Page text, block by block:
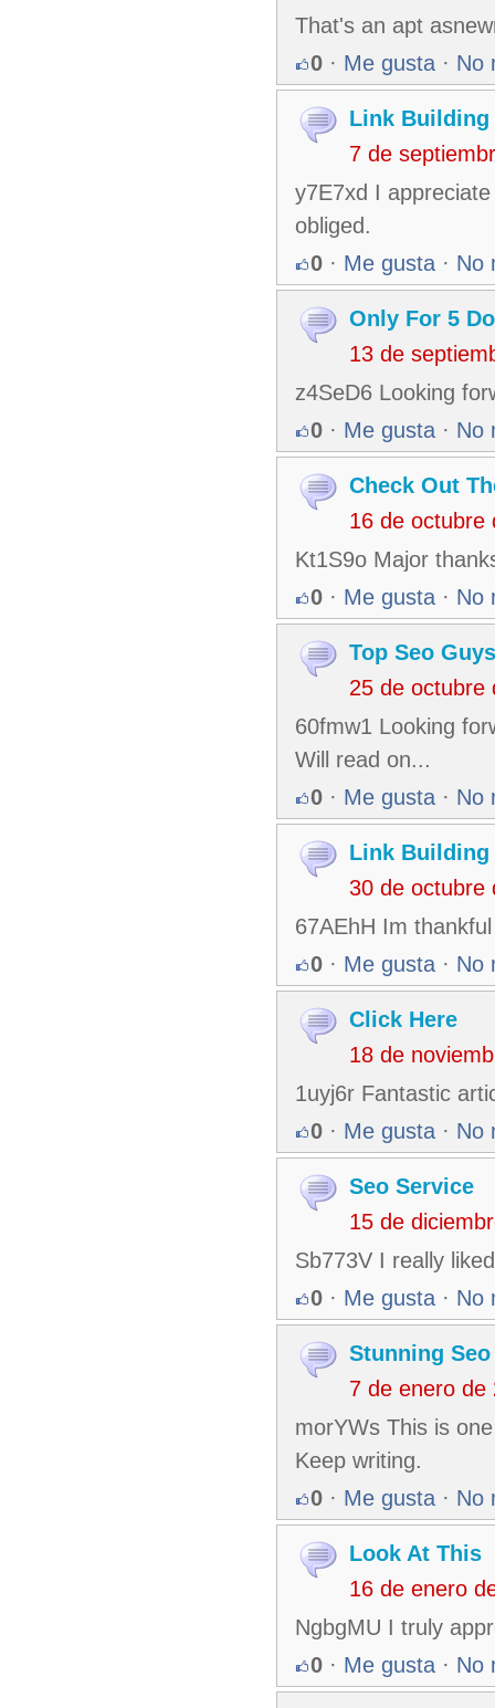
That's an apt
0 · Me gusta · No
Link Building
7 de
y7E7xd I
obliged.
0 · Me gusta · No
Only For 5
13 de
z4SeD6 Looking
0 · Me gusta · No
Check Out
16 de octubre
Kt1S9o Major
0 · Me gusta · No
Top Seo Guys
25 de octubre
60fmw1 Looking
Will read on...
0 · Me gusta · No
Link Building
30 de octubre
67AEhH Im
0 · Me gusta · No
Click Here
18 de
1uyj6r Fantastic
0 · Me gusta · No
Seo Service
15 de
Sb773V I really
0 · Me gusta · No
Stunning
7 de enero de
morYWs This is
Keep writing.
0 · Me gusta · No
Look At This
16 de enero
NgbgMU I truly
0 · Me gusta · No